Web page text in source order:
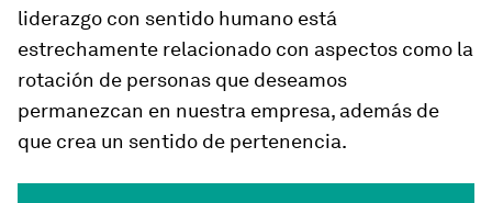
liderazgo con sentido humano está
estrechamente relacionado con aspectos como la
rotación de personas que deseamos
permanezcan en nuestra empresa, además de
que crea un sentido de pertenencia.